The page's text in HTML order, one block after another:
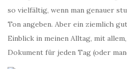
so vielfältig, wenn man genauer
Ton angeben. Aber ein ziemlich
Einblick in meinen Alltag, mit
Dokument für jeden Tag (oder